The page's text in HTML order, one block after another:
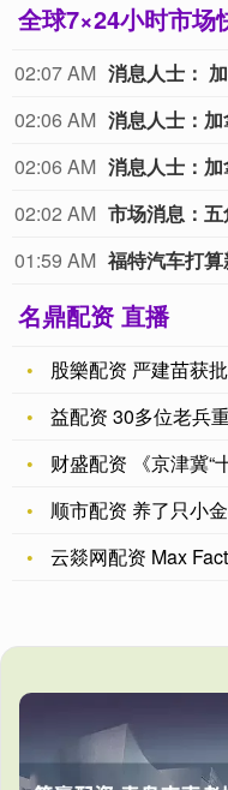
全球7×24小时市场
02:07 AM
02:06 AM
02:06 AM
02:02 AM
01:59 AM
名鼎配资 直播
股樂配资 严建苗获
益配资 30多位老兵重
财盛配资 《京津冀“
顺市配资 养了只小金毛
云燚网配资 Max